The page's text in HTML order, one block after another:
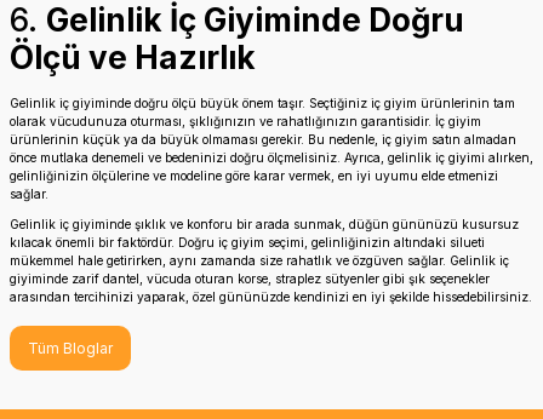
6. Gelinlik İç Giyiminde Doğru
Ölçü ve Hazırlık
Gelinlik iç giyiminde doğru ölçü büyük önem taşır. Seçtiğiniz iç giyim ürünlerinin tam
olarak vücudunuza oturması, şıklığınızın ve rahatlığınızın garantisidir. İç giyim
ürünlerinin küçük ya da büyük olmaması gerekir. Bu nedenle, iç giyim satın almadan
önce mutlaka denemeli ve bedeninizi doğru ölçmelisiniz. Ayrıca, gelinlik iç giyimi alırken,
gelinliğinizin ölçülerine ve modeline göre karar vermek, en iyi uyumu elde etmenizi
sağlar.
Gelinlik iç giyiminde şıklık ve konforu bir arada sunmak, düğün gününüzü kusursuz
kılacak önemli bir faktördür. Doğru iç giyim seçimi, gelinliğinizin altındaki silueti
mükemmel hale getirirken, aynı zamanda size rahatlık ve özgüven sağlar. Gelinlik iç
giyiminde zarif dantel, vücuda oturan korse, straplez sütyenler gibi şık seçenekler
arasından tercihinizi yaparak, özel gününüzde kendinizi en iyi şekilde hissedebilirsiniz.
Tüm Bloglar